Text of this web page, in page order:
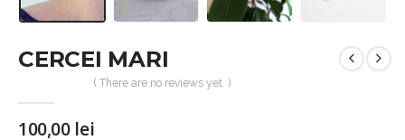
CERCEI MARI
( There are no reviews yet. )
100,00 lei